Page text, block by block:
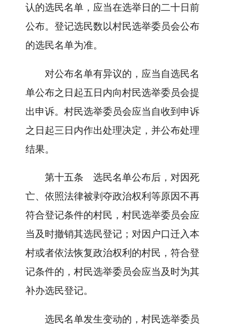
认的选民名单，应当在选举日的二十日前
公布。登记选民数以村民选举委员会公布
的选民名单为准。
对公布名单有异议的，应当自选民名
单公布之日起五日内向村民选举委员会提
出申诉。村民选举委员会应当自收到申诉
之日起三日内作出处理决定，并公布处理
结果。
第十五条 选民名单公布后，对因死
亡、依照法律被剥夺政治权利等原因不再
符合登记条件的村民，村民选举委员会应
当及时撤销其选民登记；对因户口迁入本
村或者依法恢复政治权利的村民，符合登
记条件的，村民选举委员会应当及时为其
补办选民登记。
选民名单发生变动的，村民选举委员